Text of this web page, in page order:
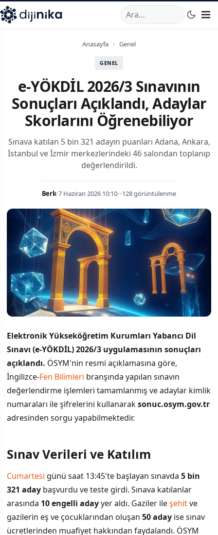
,Marmara Mahallesi,Beylikdüzü34520TRTelefon:0850
Anasayfa › Genel
GENEL
e-YÖKDİL 2026/3 Sınavının
Sonuçları Açıklandı, Adaylar
Skorlarını Öğrenebiliyor
Sınava katılan 5 bin 321 adayın puanları Adana, Ankara,
İstanbul ve İzmir merkezlerindeki 46 salondan toplanıp
değerlendirildi.
Berk•7 Haziran 2026 10:10••128 görüntülenme
Elektronik Yükseköğretim Kurumları Yabancı Dil
Sınavı (e-YÖKDİL) 2026/3 uygulamasının sonuçları
açıklandı. ÖSYM'nin resmi açıklamasına göre,
İngilizce-Fen Bilimleri branşında yapılan sınavın
değerlendirme işlemleri tamamlanmış ve adaylar kimlik
numaraları ile şifrelerini kullanaraksonuc.osym.gov.tr
adresinden sorgu yapabilmektedir.
İÇINDEKILER
Sınav Verileri ve Katılım
Sınav Mekanları ve Teknik Yapısı
Sınav Sonuçlarının Hızlı Açıklanması
Sınav Verileri ve Katılım
Cumartesi günü saat 13:45'te başlayan sınavda 5 bin
321 aday başvurdu ve teste girdi. Sınava katılanlar
arasında 10 engelli adayyer aldı. Gaziler ileşehitve
gazilerin eş ve çocuklarından oluşan 50 aday ise sınav
ücretlerinden muafiyet hakkından faydalandı. ÖSYM